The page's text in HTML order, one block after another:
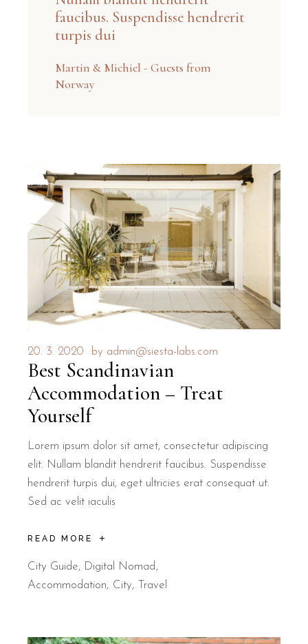
faucibus. Suspendisse hendrerit
turpis dui
Martin & Michiel - Guests from
Norway
20. 3. 2020 by admin@siesta-labs.com
Best Scandinavian
Accommodation – Treat
Yourself
Lorem ipsum dolor sit amet, consectetur adipiscing
elit. Nullam blandit hendrerit faucibus. Suspendisse
hendrerit turpis dui, eget ultricies erat consequat ut.
Sed ac velit iaculis
READ MORE
City Guide, Digital Nomad
Accommodation
City Travel